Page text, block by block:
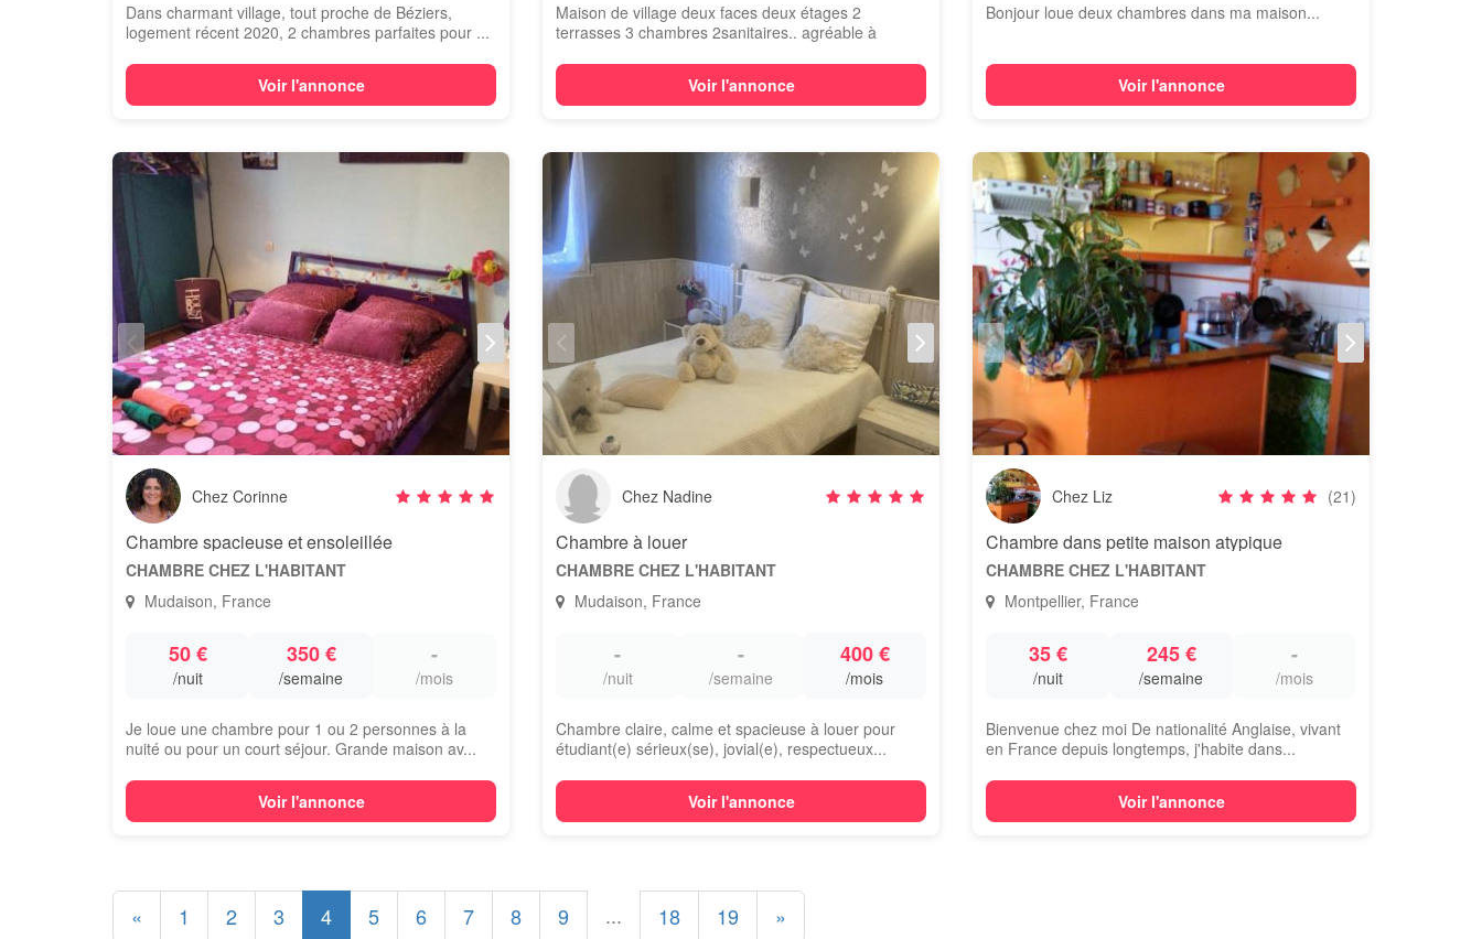
Dans charmant village, tout proche de Béziers,
logement récent 2020, 2 chambres parfaites pour ...
Voir l'annonce
Maison de village deux faces deux étages 2
terrasses 3 chambres 2sanitaires.. agréable à
Voir l'annonce
Bonjour loue deux chambres dans ma maison...
Voir l'annonce
Chez Corinne
Chambre spacieuse et ensoleillée
CHAMBRE CHEZ L'HABITANT
Mudaison, France
50 €
/nuit
350 €
/semaine
-
/mois
Je loue une chambre pour 1 ou 2 personnes à la
nuité ou pour un court séjour. Grande maison av...
Voir l'annonce
Chez Nadine
Chambre à louer
CHAMBRE CHEZ L'HABITANT
Mudaison, France
-
/nuit
-
/semaine
400 €
/mois
Chambre claire, calme et spacieuse à louer pour
étudiant(e) sérieux(se), jovial(e), respectueux...
Voir l'annonce
Chez Liz (21)
Chambre dans petite maison atypique
CHAMBRE CHEZ L'HABITANT
Montpellier, France
35 €
/nuit
245 €
/semaine
-
/mois
Bienvenue chez moi De nationalité Anglaise, vivant
en France depuis longtemps, j'habite dans...
Voir l'annonce
« 1 2 3 4 5 6 7 8 9 ... 18 19 »